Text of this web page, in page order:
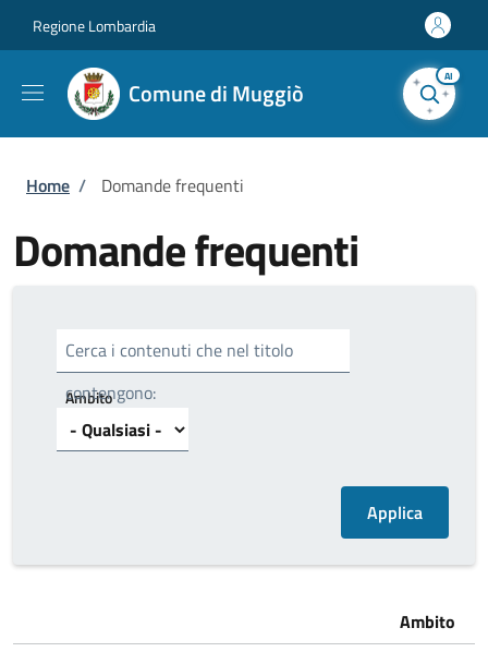
Regione Lombardia
Comune di Muggiò
AI
Briciole di pane
Home / Domande frequenti
Domande frequenti
Cerca i contenuti che nel titolo
contengono:
Ambito
Ambito